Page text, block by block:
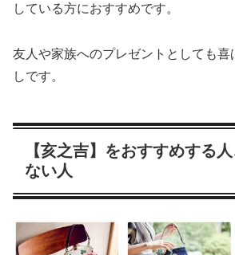
している方におすすめです。
友人や家族へのプレゼントとしても喜
しです。
【亥之吉】をおすすめする
ない人